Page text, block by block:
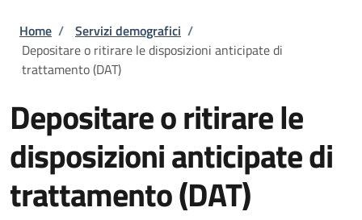
Briciole di pane
Home / Servizi demografici /
Depositare o ritirare le disposizioni anticipate di
trattamento (DAT)
Depositare o ritirare le
disposizioni anticipate di
trattamento (DAT)